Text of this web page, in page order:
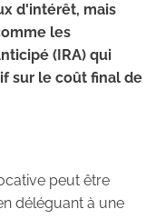
d'intérêt, mais
les
(IRA) qui
sur le coût final de
peut être
déléguant à une